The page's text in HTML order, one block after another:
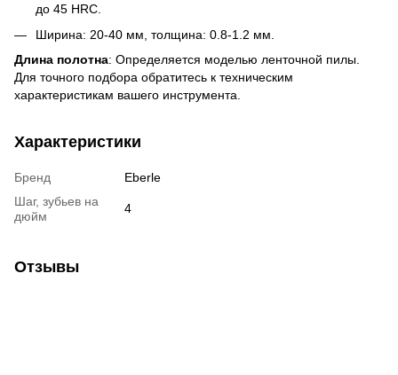
до 45 HRC.
Ширина: 20-40 мм, толщина: 0.8-1.2 мм.
Длина полотна: Определяется моделью ленточной пилы.
Для точного подбора обратитесь к техническим
характеристикам вашего инструмента.
Характеристики
Бренд
Eberle
Шаг, зубьев на
дюйм
4
Отзывы